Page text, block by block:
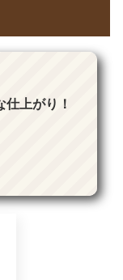
上がり！